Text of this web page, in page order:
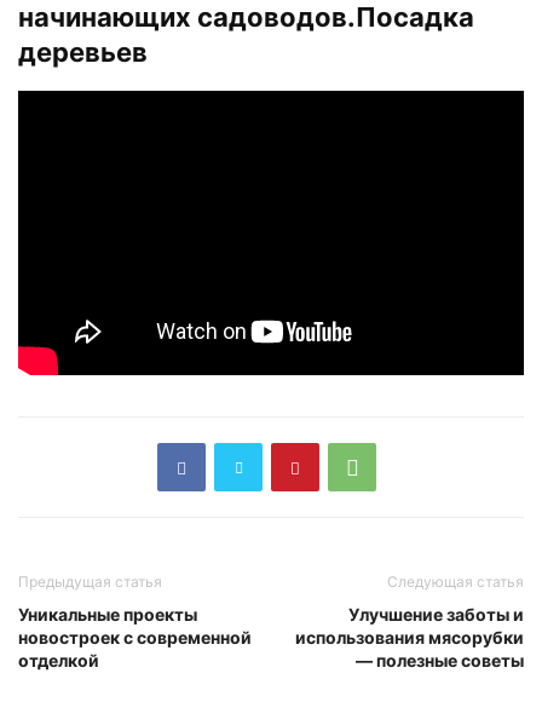
начинающих садоводов.Посадка
деревьев
Предыдущая статья
Уникальные проекты
новостроек с современной
отделкой
Следующая статья
Улучшение заботы и
использования мясорубки
— полезные советы